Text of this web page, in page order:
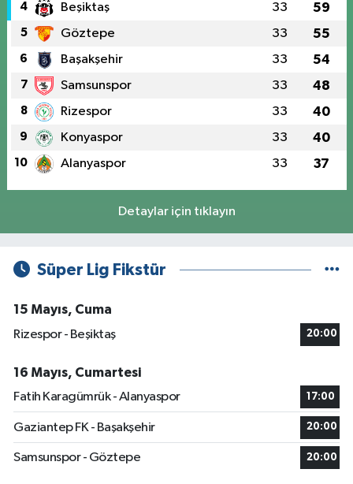
4 Beşiktaş 33 59
5 Göztepe 33 55
6 Başakşehir 33 54
7 Samsunspor 33 48
8 Rizespor 33 40
9 Konyaspor 33 40
10 Alanyaspor 33 37
Detaylar için tıklayın
Süper Lig Fikstür
15 Mayıs, Cuma
Rizespor - Beşiktaş
20:00
16 Mayıs, Cumartesi
Fatih Karagümrük - Alanyaspor
17:00
Gaziantep FK - Başakşehir 20:00
Samsunspor - Göztepe 20:00